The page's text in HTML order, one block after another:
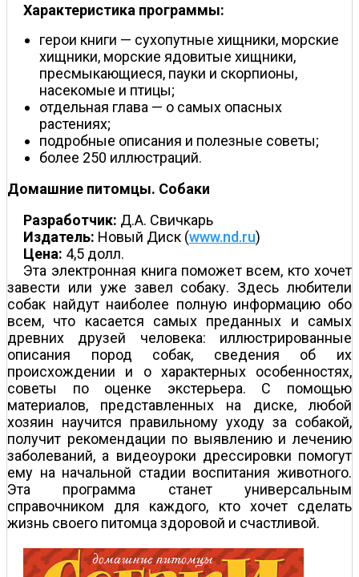
Характеристика программы:
герои книги — сухопутные хищники, морские
хищники, морские ядовитые хищники,
пресмыкающиеся, пауки и скорпионы,
насекомые и птицы;
отдельная глава — о самых опасных
растениях;
подробные описания и полезные советы;
более 250 иллюстраций.
Домашние питомцы. Собаки
Разработчик: Д.А. Свичкарь
Издатель: Новый Диск (www.nd.ru)
Цена: 4,5 долл.
Эта электронная книга поможет всем, кто хочет
завести или уже завел собаку. Здесь любители
собак найдут наиболее полную информацию обо
всем, что касается самых преданных и самых
древних друзей человека: иллюстрированные
описания пород собак, сведения об их
происхождении и о характерных особенностях,
советы по оценке экстерьера. С помощью
материалов, представленных на диске, любой
хозяин научится правильному уходу за собакой,
получит рекомендации по выявлению и лечению
заболеваний, а видеоуроки дрессировки помогут
ему на начальной стадии воспитания животного.
Эта программа станет универсальным
справочником для каждого, кто хочет сделать
жизнь своего питомца здоровой и счастливой.